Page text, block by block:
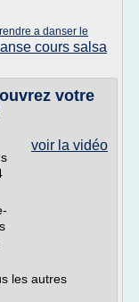
a danser le
cours salsa
votre
voir la vidéo
les autres